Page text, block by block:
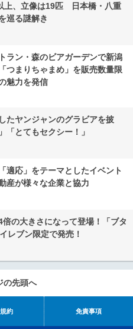
上、立像は19匹 日本橋・八重
巡る謎解き
ラン・森のビアガーデンで新潟
つまりちゃまめ」を販売数量限
魅力を発信
たヤンジャンのグラビアを披
「とてもセクシー！」
適応」をテーマとしたイベント
産が様々な企業と協力
の大きさになって登場！「ブタ
レブン限定で発売！
の先頭へ
約 免責事項